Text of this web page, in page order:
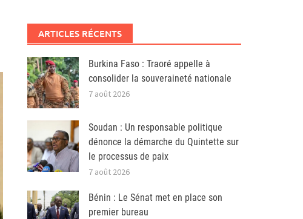
ARTICLES RÉCENTS
Burkina Faso : Traoré appelle à
consolider la souveraineté nationale
7 août 2026
Soudan : Un responsable politique
dénonce la démarche du Quintette sur
le processus de paix
7 août 2026
Bénin : Le Sénat met en place son
premier bureau